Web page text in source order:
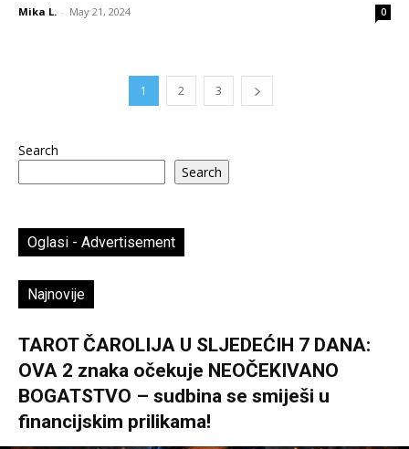
Mika L. - May 21, 2024 0
1 2 3
Search
Search
Oglasi - Advertisement
Najnovije
TAROT ČAROLIJA U SLJEDEĆIH 7 DANA:
OVA 2 znaka očekuje NEOČEKIVANO
BOGATSTVO – sudbina se smiješi u
financijskim prilikama!